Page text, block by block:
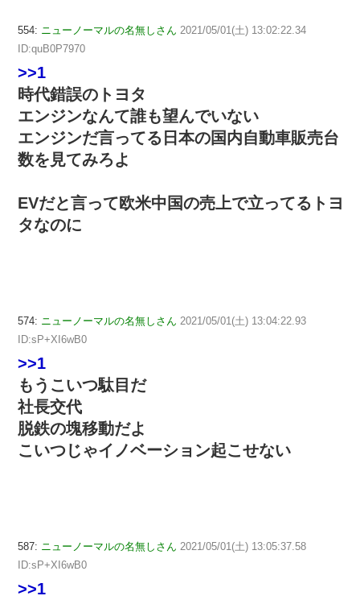
554: ニューノーマルの名無しさん 2021/05/01(土) 13:02:22.34
ID:quB0P7970
>>1
時代錯誤のトヨタ
エンジンなんて誰も望んでいない
エンジンだ言ってる日本の国内自動車販売台
数を見てみろよ
EVだと言って欧米中国の売上で立ってるトヨ
タなのに
574: ニューノーマルの名無しさん 2021/05/01(土) 13:04:22.93
ID:sP+XI6wB0
>>1
もうこいつ駄目だ
社長交代
脱鉄の塊移動だよ
こいつじゃイノベーション起こせない
587: ニューノーマルの名無しさん 2021/05/01(土) 13:05:37.58
ID:sP+XI6wB0
>>1